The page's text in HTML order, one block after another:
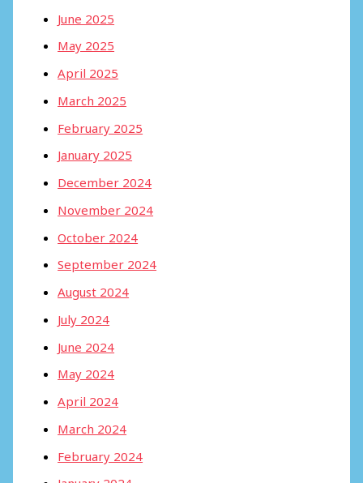
June 2025
May 2025
April 2025
March 2025
February 2025
January 2025
December 2024
November 2024
October 2024
September 2024
August 2024
July 2024
June 2024
May 2024
April 2024
March 2024
February 2024